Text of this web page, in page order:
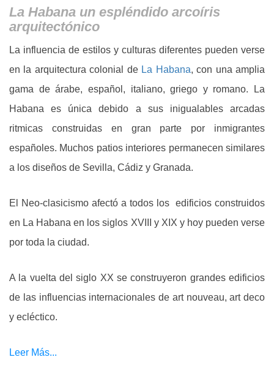
La Habana un espléndido arcoíris
arquitectónico
La influencia de estilos y culturas diferentes pueden verse
en la arquitectura colonial de La Habana, con una amplia
gama de árabe, español, italiano, griego y romano. La
Habana es única debido a sus inigualables arcadas
ritmicas construidas en gran parte por inmigrantes
españoles. Muchos patios interiores permanecen similares
a los diseños de Sevilla, Cádiz y Granada.
El Neo-clasicismo afectó a todos los edificios construidos
en La Habana en los siglos XVIII y XIX y hoy pueden verse
por toda la ciudad.
A la vuelta del siglo XX se construyeron grandes edificios
de las influencias internacionales de art nouveau, art deco
y ecléctico.
Leer Más...